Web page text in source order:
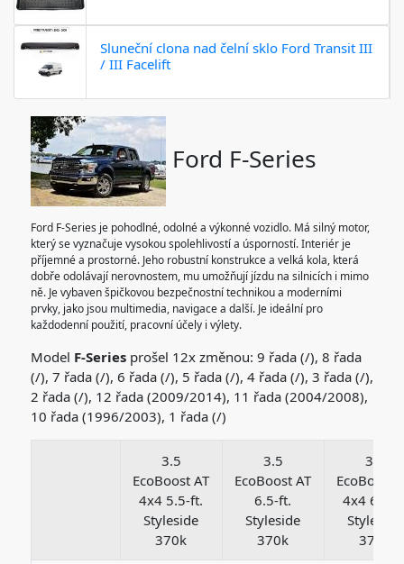
Sluneční clona nad čelní sklo Ford Transit III
/ III Facelift
Ford F-Series
Ford F-Series je pohodlné, odolné a výkonné vozidlo. Má silný motor,
který se vyznačuje vysokou spolehlivostí a úsporností. Interiér je
příjemné a prostorné. Jeho robustní konstrukce a velká kola, která
dobře odolávají nerovnostem, mu umožňují jízdu na silnicích i mimo
ně. Je vybaven špičkovou bezpečnostní technikou a moderními
prvky, jako jsou multimedia, navigace a další. Je ideální pro
každodenní použití, pracovní účely i výlety.
Model F-Seriesprošel 12x změnou: 9 řada (/), 8 řada
(/), 7 řada (/), 6 řada (/), 5 řada (/), 4 řada (/), 3 řada (/),
2 řada (/), 12 řada (2009/2014), 11 řada (2004/2008),
10 řada (1996/2003), 1 řada (/)
3.5
EcoBoost AT
4x4 5.5-ft.
Styleside
370k
3.5
EcoBoost AT
6.5-ft.
Styleside
370k
3.5
EcoBoost
4x4 6.5-
Styleside
370k